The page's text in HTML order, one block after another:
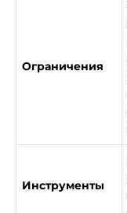
Ограничения
Инструменты